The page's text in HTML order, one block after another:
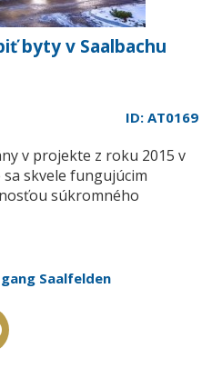
byty v Saalbachu
ID: AT0169
v projekte z roku 2015 v
skvele fungujúcim
súkromného
Saalfelden